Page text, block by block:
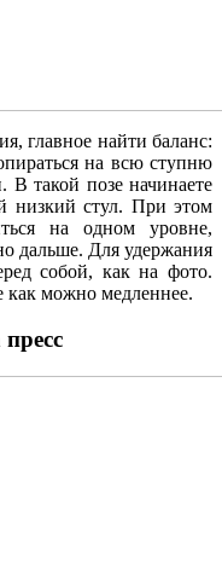
главное найти баланс:
на всю ступню
В такой позе начинаете
низкий стул. При этом
на одном уровне,
дальше. Для удержания
собой, как на фото.
как можно медленнее.